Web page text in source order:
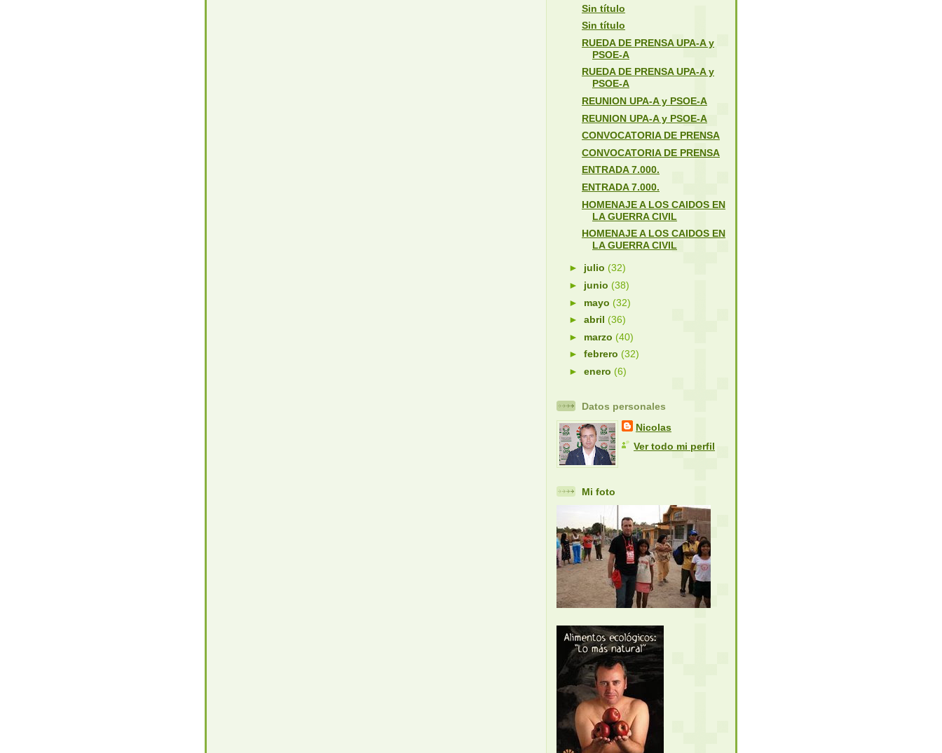
Sin título
Sin título
RUEDA DE PRENSA UPA-A y
PSOE-A
RUEDA DE PRENSA UPA-A y
PSOE-A
REUNION UPA-A y PSOE-A
REUNION UPA-A y PSOE-A
CONVOCATORIA DE PRENSA
CONVOCATORIA DE PRENSA
ENTRADA 7.000.
ENTRADA 7.000.
HOMENAJE A LOS CAIDOS EN
LA GUERRA CIVIL
HOMENAJE A LOS CAIDOS EN
LA GUERRA CIVIL
► julio (32)
► junio (38)
► mayo (32)
►abril (36)
► marzo (40)
►febrero (32)
►enero (6)
Datos personales
Nicolas
Ver todo mi perfil
Mi foto